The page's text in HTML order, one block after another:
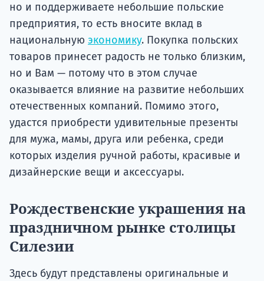
но и поддерживаете небольшие польские
предприятия, то есть вносите вклад в
национальную экономику. Покупка польских
товаров принесет радость не только близким,
но и Вам — потому что в этом случае
оказывается влияние на развитие небольших
отечественных компаний. Помимо этого,
удастся приобрести удивительные презенты
для мужа, мамы, друга или ребенка, среди
которых изделия ручной работы, красивые и
дизайнерские вещи и аксессуары.
Рождественские украшения на
праздничном рынке столицы
Силезии
Здесь будут представлены оригинальные и